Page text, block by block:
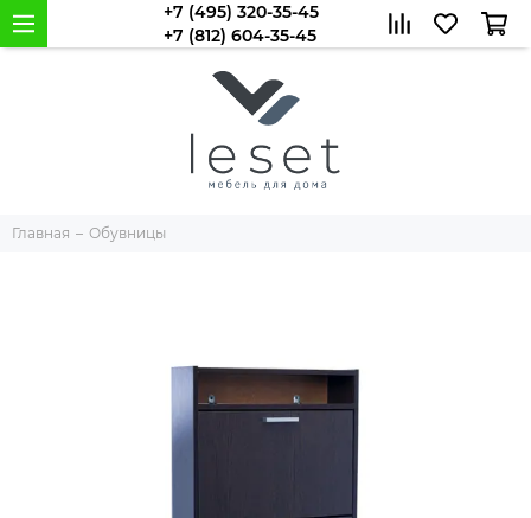
+7 (495) 320-35-45
+7 (812) 604-35-45
Главная Обувницы